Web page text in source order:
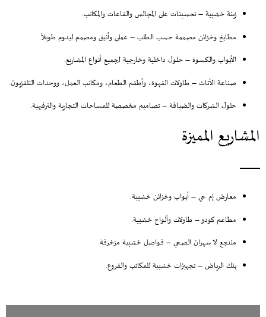
زينة خشبية– تحسينات على المجالس والقاعات والمكاتب.
مطابخ وخزائن مصممة حسب الطلب– عملي وأنيق ومصمم ليدوم طويلاً.
الأبواب والكسوة– حلول داخلية وخارجية لجميع أنواع المشاريع.
صناعة الأثاث– طاولات القهوة، وأطقم الطعام، ومكاتب العمل، ووحدات التلفزيون.
حلول الشركات والضيافة– تصاميم مخصصة للمساحات التجارية والترفيهية.
المشاريع المميزة
معارض إم جي – أبواب وخزائن خشبية.
مطاعم كودو – طاولات وألواح خشبية.
منتجع لا سهران الصحي – فواصل خشبية مزخرفة.
بنك الرياض – تجهيزات خشبية للمكاتب والفروع.